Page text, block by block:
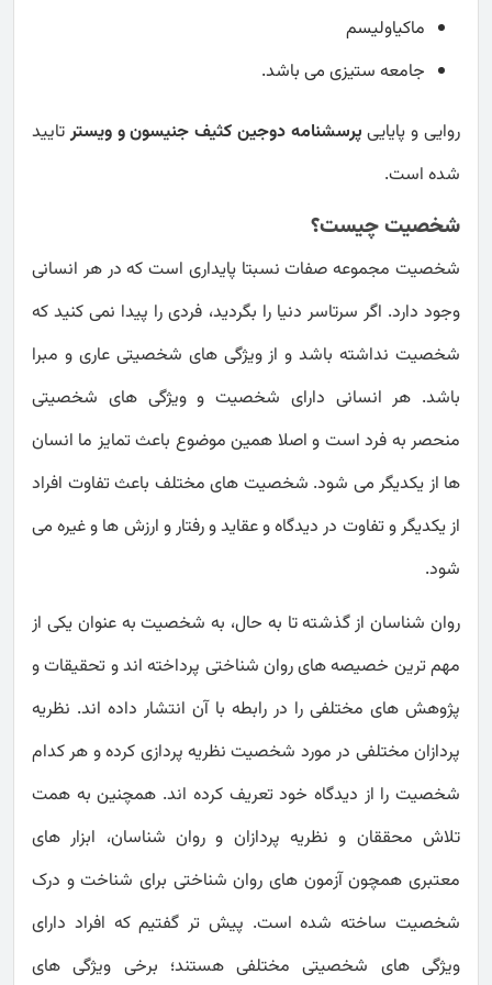
ماکیاولیسم
جامعه ستیزی می باشد.
روایی و پایاییپرسشنامه دوجین کثیف جنیسون و ویسترتایید
شده است.
شخصیت چیست؟
شخصیت مجموعه صفات نسبتا پایداری است که در هر انسانی
وجود دارد. اگر سرتاسر دنیا را بگردید، فردی را پیدا نمی کنید که
شخصیت نداشته باشد و از ویژگی های شخصیتی عاری و مبرا
باشد. هر انسانی دارای شخصیت و ویژگی های شخصیتی
منحصر به فرد است و اصلا همین موضوع باعث تمایز ما انسان
ها از یکدیگر می شود. شخصیت های مختلف باعث تفاوت افراد
از یکدیگر و تفاوت در دیدگاه و عقاید و رفتار و ارزش ها و غیره می
شود.
روان شناسان از گذشته تا به حال، به شخصیت به عنوان یکی از
مهم ترین خصیصه های روان شناختی پرداخته اند و تحقیقات و
پژوهش های مختلفی را در رابطه با آن انتشار داده اند. نظریه
پردازان مختلفی در مورد شخصیت نظریه پردازی کرده و هر کدام
شخصیت را از دیدگاه خود تعریف کرده اند. همچنین به همت
تلاش محققان و نظریه پردازان و روان شناسان، ابزار های
معتبری همچون آزمون های روان شناختی برای شناخت و درک
شخصیت ساخته شده است. پیش تر گفتیم که افراد دارای
ویژگی های شخصیتی مختلفی هستند؛ برخی ویژگی های